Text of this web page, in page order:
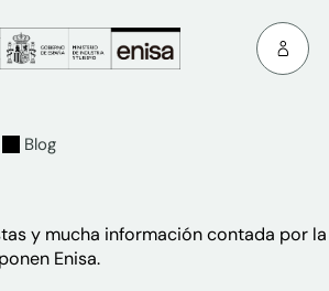
Blog
y mucha información contada por la
Enisa.